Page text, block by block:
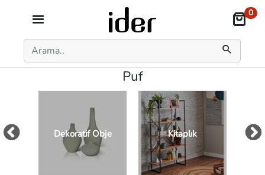
0
Puf
Dekoratif Obje Kitaplık